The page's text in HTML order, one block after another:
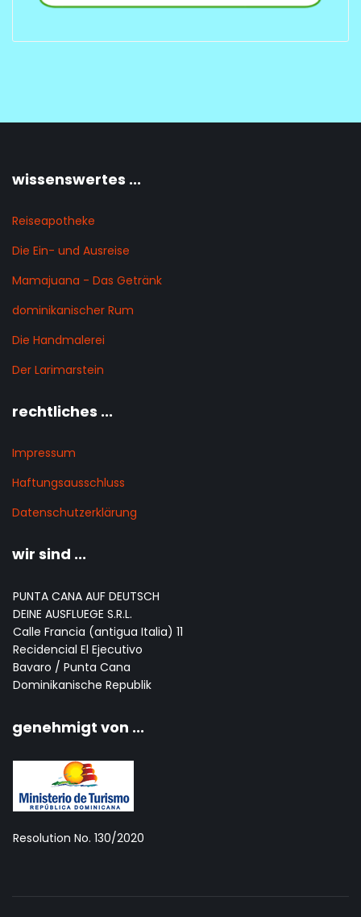
wissenswertes ...
Reiseapotheke
Die Ein- und Ausreise
Mamajuana - Das Getränk
dominikanischer Rum
Die Handmalerei
Der Larimarstein
rechtliches ...
Impressum
Haftungsausschluss
Datenschutzerklärung
wir sind ...
PUNTA CANA AUF DEUTSCH
DEINE AUSFLUEGE S.R.L.
Calle Francia (antigua Italia) 11
Recidencial El Ejecutivo
Bavaro / Punta Cana
Dominikanische Republik
genehmigt von ...
Resolution No. 130/2020